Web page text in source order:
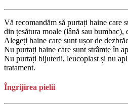
Vă recomandăm să purtați haine care
din țesătura moale (lână sau bumbac),
Alegeți haine care sunt ușor de
Nu purtați haine care sunt strâmte în
Nu purtați bijuterii, leucoplast și nu
tratament.
Îngrijirea pielii